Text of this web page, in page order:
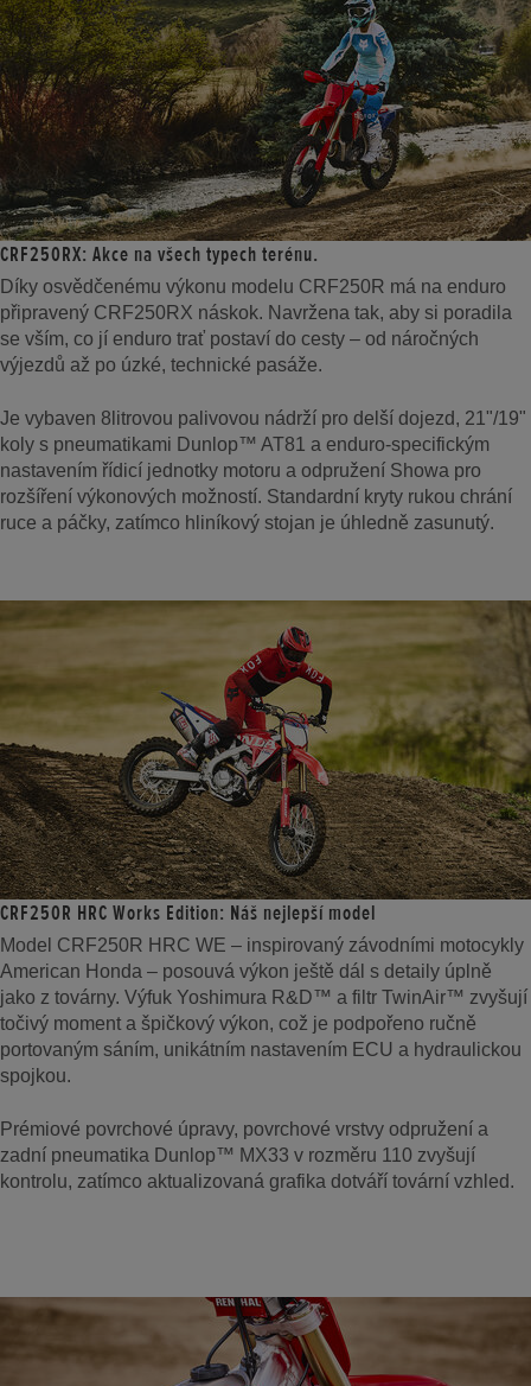
CRF250RX: Akce na všech typech terénu.
Díky osvědčenému výkonu modelu CRF250R má na enduro
připravený CRF250RX náskok. Navržena tak, aby si poradila
se vším, co jí enduro trať postaví do cesty – od náročných
výjezdů až po úzké, technické pasáže.
Je vybaven 8litrovou palivovou nádrží pro delší dojezd, 21"/19"
koly s pneumatikami Dunlop™ AT81 a enduro-specifickým
nastavením řídicí jednotky motoru a odpružení Showa pro
rozšíření výkonových možností. Standardní kryty rukou chrání
ruce a páčky, zatímco hliníkový stojan je úhledně zasunutý.
CRF250R HRC Works Edition: Náš nejlepší model
Model CRF250R HRC WE – inspirovaný závodními motocykly
American Honda – posouvá výkon ještě dál s detaily úplně
jako z továrny. Výfuk Yoshimura R&D™ a filtr TwinAir™ zvyšují
točivý moment a špičkový výkon, což je podpořeno ručně
portovaným sáním, unikátním nastavením ECU a hydraulickou
spojkou.
Prémiové povrchové úpravy, povrchové vrstvy odpružení a
zadní pneumatika Dunlop™ MX33 v rozměru 110 zvyšují
kontrolu, zatímco aktualizovaná grafika dotváří tovární vzhled.